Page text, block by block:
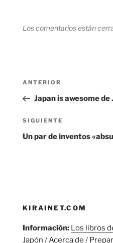
Los comentarios están
Navegación
entradas
Entrada
anterior:
ANTERIOR
Japan is awesome de
Siguiente
entrada
SIGUIENTE
Un par de inventos
KIRAINET.COM
Información: Los libros
Japón /Acerca de /